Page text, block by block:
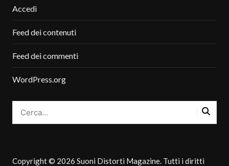
Accedi
Feed dei contenuti
Feed dei commenti
WordPress.org
Copyright © 2026 Suoni Distorti Magazine. Tutti i diritti